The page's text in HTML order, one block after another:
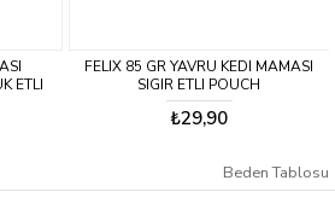
FELIX 85 GR YAVRU KEDI MAMASI
SIGIR ETLI POUCH
FELIX 85
Beden Tablosu